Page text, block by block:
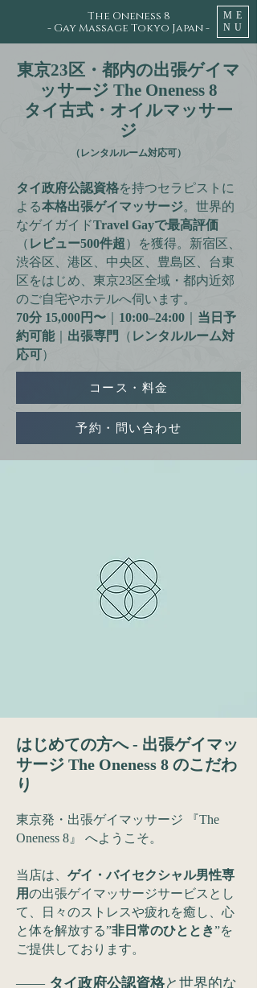
ME
NU
The Oneness 8
- Gay Massage Tokyo Japan -
東京23区・都内の出張ゲイマ
ッサージ The Oneness 8
タイ古式・オイルマッサー
ジ
（レンタルルーム対応可）
タイ政府公認資格を持つセラピストに
よる本格出張ゲイマッサージ。世界的
なゲイガイドTravel Gayで最高評価
（ レビュー500件超）を獲得。新宿区、
渋谷区、港区、中央区、豊島区、台東
区をはじめ、東京23区全域・都内近郊
のご自宅やホテルへ伺います。
70分 15,000円〜
10:00–24:00
当日予
約可能｜ 出張専門 （ レンタルルーム対
応可）
コース・料金
予約・問い合わせ
はじめての方へ - 出張ゲイマッ
サージ The Oneness 8 のこだわ
り
東京発・出張ゲイマッサージ 『The
Oneness 8』 へようこそ。
当店は、 ゲイ・バイセクシャル男性専
用の出張ゲイマッサージサービスとし
て、日々のストレスや疲れを癒し、心
と体を解放する”非日常のひととき”を
ご提供しております。​​​​​​​
—— タイ政府公認資格と世界的な